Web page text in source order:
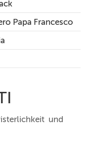
Papa Francesco
und